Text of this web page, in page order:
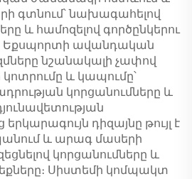
գտնում՝ նախագահելով
և համոզելով գործընկերու
Եքսպորտի ավանդական
նշանակալի չափով
կոտրումը և կապումը՝
կորցանումները և
դիզայնը թույլ է
և արագ մասերի
կորցանումները և
Սիստեմի կոմպակտ